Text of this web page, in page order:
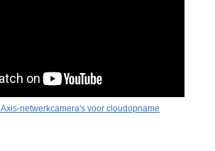
Axis-netwerkcamera's voor cloudopname